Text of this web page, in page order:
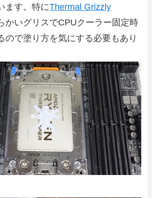
ます。特にThermal Grizzly
かいグリスでCPUクーラー固定時
ので塗り方を気にする必要もあり